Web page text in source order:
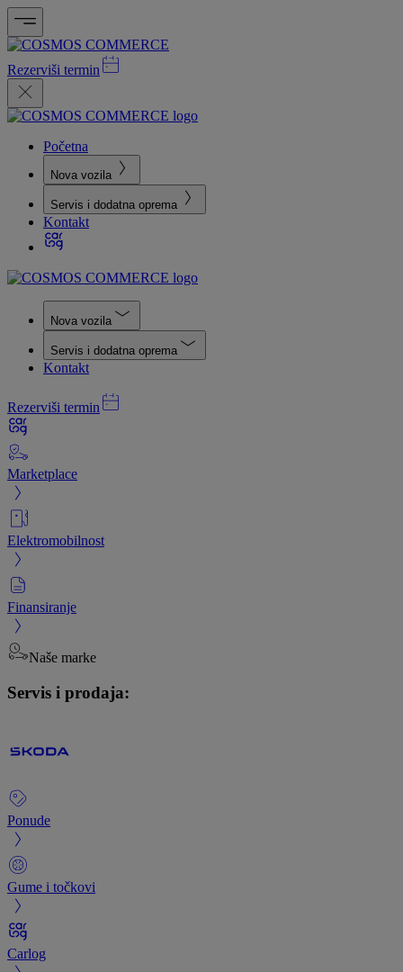
Rezerviši termin
Početna
Nova vozila
Servis i dodatna oprema
Kontakt
Nova vozila
Servis i dodatna oprema
Kontakt
Rezerviši termin
Marketplace
Elektromobilnost
Finansiranje
Naše marke
Servis i prodaja:
Ponude
Gume i točkovi
Carlog